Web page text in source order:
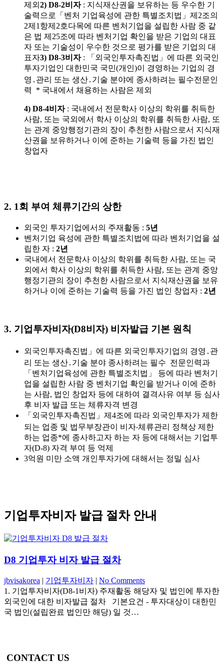
제외 2) D8-2비자 : 지식재산권을 보유하는 등 우수한 기
술력으로「벤처 기업육성에 관한 특별조치법」제2조의
2제1항제2호다목에 따른 벤처기업을 설립한 사람 중 같
은 법 제25조에 따라 벤처기업 확인을 받은 기업의 대표
자 또는 기술성이 우수한 것으로 평가를 받은 기업의 대
표자3) D8-3비자: 「외국인투자촉진법」에 따른 외국인
투자기업인 대한민국 국민(개인)이 경영하는 기업의 경
영․관리 또는 생산․기술 분야에 종사하려는 필수전문인
력 * 국내에서 채용하는 사람은 제외
4) D8-4비자: 국내에서 전문학사 이상의 학위를 취득한
사람, 또는 국외에서 학사 이상의 학위를 취득한 사람, 또
는 관계 중앙행정기관의 장이 추천한 사람으로서 지식재
산권을 보유하거나 이에 준하는 기술력 등을 가진 법인
창업자
2. 1회 부여 체류기간의 상한
외국인 투자기업에서의 주재활동 : 5년
벤처기업 육성에 관한 특별조치법에 따라 벤처기업을 설
립한 자 : 2년
국내에서 전문학사 이상의 학위를 취득한 사람, 또는 국
외에서 학사 이상의 학위를 취득한 사람, 또는 관계 중앙
행정기관의 장이 추천한 사람으로서 지식재산권을 보유
하거나 이에 준하는 기술력 등을 가진 법인 창업자 : 2년
3. 기업투자비자(D8비자) 비자발급 기본 원칙
외국인투자촉진법」에 따른 외국인투자기업의 경영․관
리 또는 생산․기술 분야 종사하려는 필수 전문인력과
「벤처기업육성에 관한 특별조치법」 등에 따라 벤처기
업을 설립한 사람 중 벤처기업 확인을 받거나 이에 준하
는 사람, 법인 창업자 등에 대하여 결격사유 여부 등 심사
후 비자 발급 또는 체류자격 변경
「외국인투자촉진법」제4조에 따라 외국인투자가 제한
되는 업종 및 법무부장관이 비자‧체류관리 정책상 제한
하는 업종*에 종사하고자 하는 자 등에 대해서는 기업투
자(D-8) 자격 부여 등 억제
3억원 미만 소액 개인투자가에 대해서는 정밀 심사
기업투자비자 발급 절차 안내
D8 기업투자 비자 발급 절차
jbvisakorea | 기업투자비자 | No Comments
1. 기업투자비자(D8-1비자) 주재활동 해당자 및 법인에 투자한
외국인에 대한 비자발급 절차 기본요건 - 투자대상이 대한민
국 법인(설립완료 법인만 해당) 일 것…
CONTACT US